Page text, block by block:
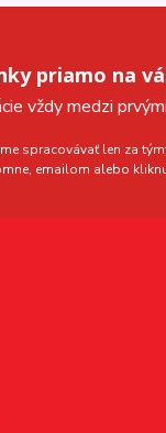
priamo na
vždy medzi prvými
spracovávať len za
emailom alebo